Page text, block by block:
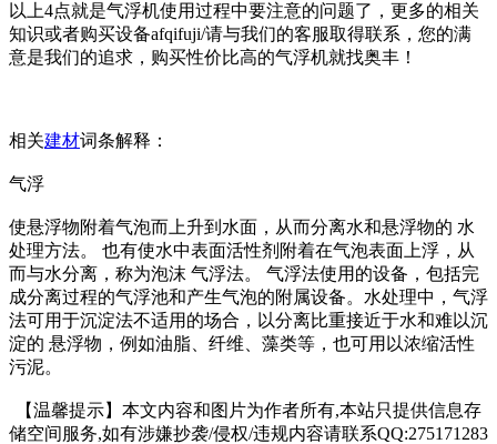
以上4点就是气浮机使用过程中要注意的问题了，更多的相关
知识或者购买设备afqifuji/请与我们的客服取得联系，您的满
意是我们的追求，购买性价比高的气浮机就找奥丰！
相关建材词条解释：
气浮
使悬浮物附着气泡而上升到水面，从而分离水和悬浮物的 水
处理方法。 也有使水中表面活性剂附着在气泡表面上浮，从
而与水分离，称为泡沫 气浮法。 气浮法使用的设备，包括完
成分离过程的气浮池和产生气泡的附属设备。水处理中，气浮
法可用于沉淀法不适用的场合，以分离比重接近于水和难以沉
淀的 悬浮物，例如油脂、纤维、藻类等，也可用以浓缩活性
污泥。
【温馨提示】本文内容和图片为作者所有,本站只提供信息存
储空间服务,如有涉嫌抄袭/侵权/违规内容请联系QQ:275171283